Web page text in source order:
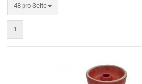
48 pro Seite
1